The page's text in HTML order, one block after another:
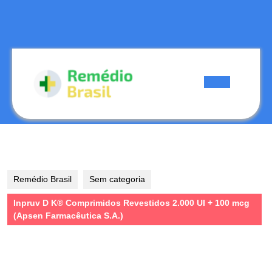
Remédio Brasil Sem categoria
Inpruv D K® Comprimidos Revestidos 2.000 UI + 100 mcg
(Apsen Farmacêutica S.A.)